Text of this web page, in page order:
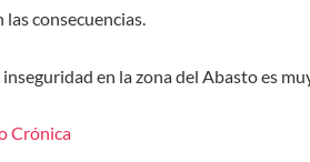
las consecuencias.
en la zona del Abasto es
Crónica